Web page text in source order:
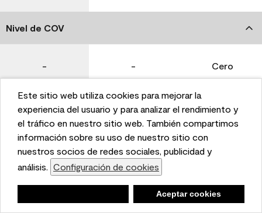
This website uses cookies to enhance user experience
and to analyze performance and traffic on our website.
We also share information about your use of our site
with our social media, advertising, and analytics
partners. Cookie Settings
Accept Cookies
Este sitio web utiliza cookies para mejorar la
experiencia del usuario y para analizar el rendimiento y
el tráfico en nuestro sitio web. También compartimos
información sobre su uso de nuestro sitio con
nuestros socios de redes sociales, publicidad y
análisis. Configuración de cookies
Aceptar cookies
Nivel de COV
- - Cero
Coverage (Sq. Ft./Gal)
350-400 400-450 400-450